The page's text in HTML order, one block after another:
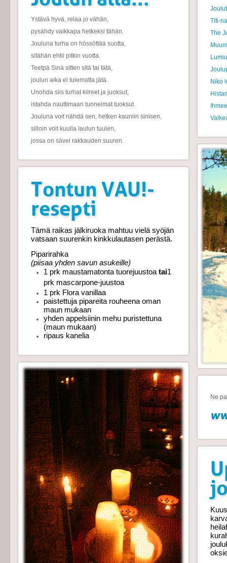
Ystävä hyvä, relaa jo vähän,
pysähdy vaikkapa hetkeksi tähän.
Jouluna turha on hössöttää suotta,
sitähän ehtii pitkin vuotta.
Teetpä Sinä sitten sitä tai tätä,
joulun aika ei tulematta jätä.
Unohda siis turhat kiireet ja juoksut,
istahda nauttimaan tunnelmat tuoksut.
Jouluna voit nähdä sen, hetken kauniin sinisen,
silloin voit kuulla laulun tuulen,
jossa on sävel rakkauden suuren.
Tontun VAU!-
resepti
Tämä raikas jälkiruoka mahtuu vielä syöjän
vatsaan suurenkin kinkkulautasen perästä.
Piparirahka
(piisaa yhden savun asukeille)
1 prk maustamatonta tuorejuustoa tai1
prk mascarpone-juustoa
1 prk Flora vanillaa
paistettuja pipareita rouheena oman
maun mukaan
yhden appelsiinin mehu puristettuna
(maun mukaan)
ripaus kanelia
Titi-
The
Niko
Ne